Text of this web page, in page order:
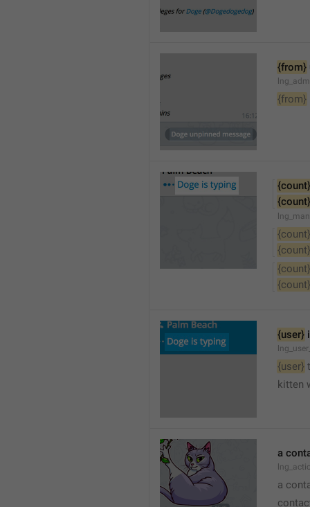
{from}
{from}
{count}
{count}
{count}
{count}
{count}
{count}
{user}
{user}
kitten
a
a